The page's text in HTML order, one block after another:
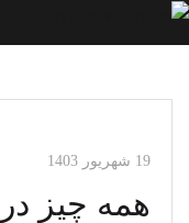
مقالات وال مش
19 شهریور 1403
همه چیز